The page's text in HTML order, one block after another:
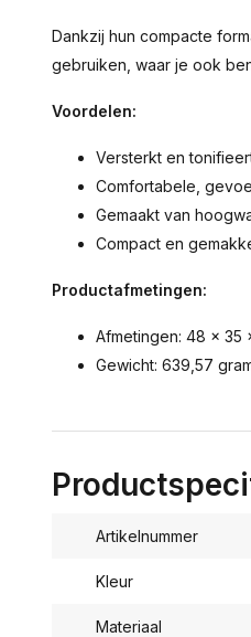
Dankzij hun compacte
gebruiken, waar je ook
Voordelen:
Versterkt en
Comfortabele,
Gemaakt van
Compact en
Productafmetingen:
Afmetingen: 48 x 35
Gewicht: 639,57
Artikelnummer
Kleur
Materiaal